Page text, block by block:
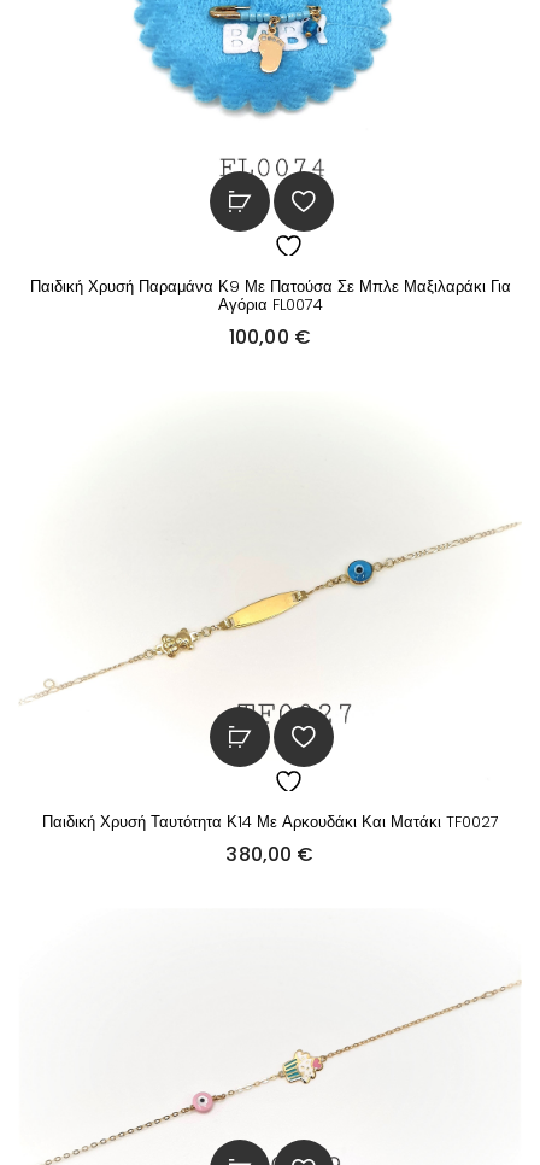
Παιδική Χρυσή Παραμάνα Κ9 Με Πατούσα Σε Μπλε Μαξιλαράκι Για
Αγόρια FL0074
100,00 €
Παιδική Χρυσή Ταυτότητα Κ14 Με Αρκουδάκι Και Ματάκι TF0027
380,00 €